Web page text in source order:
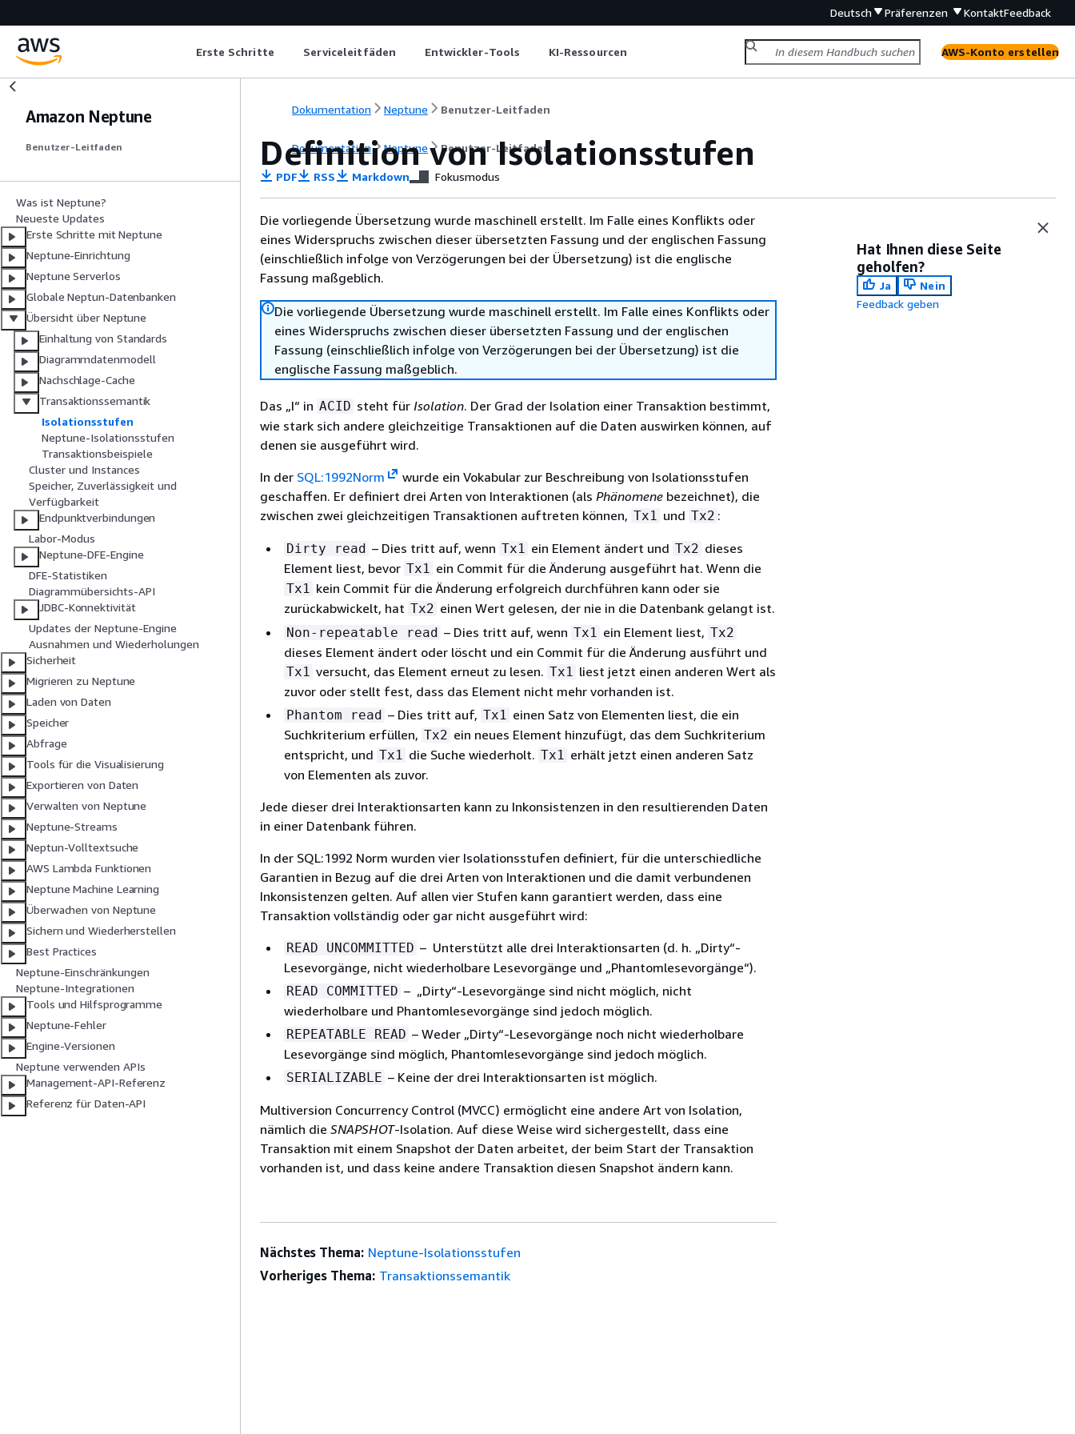
Deutsch Präferenzen KontaktFeedback
Erste Schritte Serviceleitfäden Entwickler-Tools KI-Ressourcen AWS-Konto erstellen
Amazon Neptune
Benutzer-Leitfaden
Was ist Neptune?
Neueste Updates
Erste Schritte mit Neptune
Neptune-Einrichtung
Neptune Serverlos
Globale Neptun-Datenbanken
Übersicht über Neptune
Einhaltung von Standards
Diagrammdatenmodell
Nachschlage-Cache
Transaktionssemantik
Isolationsstufen
Neptune-Isolationsstufen
Transaktionsbeispiele
Cluster und Instances
Speicher, Zuverlässigkeit und
Verfügbarkeit
Endpunktverbindungen
Labor-Modus
Neptune-DFE-Engine
DFE-Statistiken
Diagrammübersichts-API
JDBC-Konnektivität
Updates der Neptune-Engine
Ausnahmen und Wiederholungen
Sicherheit
Migrieren zu Neptune
Laden von Daten
Speicher
Abfrage
Tools für die Visualisierung
Exportieren von Daten
Verwalten von Neptune
Neptune-Streams
Neptun-Volltextsuche
AWS Lambda Funktionen
Neptune Machine Learning
Überwachen von Neptune
Sichern und Wiederherstellen
Best Practices
Neptune-Einschränkungen
Neptune-Integrationen
Tools und Hilfsprogramme
Neptune-Fehler
Engine-Versionen
Neptune verwenden APIs
Management-API-Referenz
Referenz für Daten-API
Dokumentation Neptune Benutzer-Leitfaden
Dokumentation Neptune Benutzer-Leitfaden
Definition von Isolationsstufen
PDF RSS Markdown Fokusmodus
Die vorliegende Übersetzung wurde maschinell erstellt. Im Falle eines Konflikts oder
eines Widerspruchs zwischen dieser übersetzten Fassung und der englischen Fassung
(einschließlich infolge von Verzögerungen bei der Übersetzung) ist die englische
Fassung maßgeblich.
Die vorliegende Übersetzung wurde maschinell erstellt. Im Falle eines Konflikts oder
eines Widerspruchs zwischen dieser übersetzten Fassung und der englischen
Fassung (einschließlich infolge von Verzögerungen bei der Übersetzung) ist die
englische Fassung maßgeblich.
Das „I“ in ACID steht für Isolation. Der Grad der Isolation einer Transaktion bestimmt,
wie stark sich andere gleichzeitige Transaktionen auf die Daten auswirken können, auf
denen sie ausgeführt wird.
In der SQL:1992Norm
wurde ein Vokabular zur Beschreibung von Isolationsstufen
geschaffen. Er definiert drei Arten von Interaktionen (als Phänomene bezeichnet), die
zwischen zwei gleichzeitigen Transaktionen auftreten können, Tx1 und Tx2 :
Dirty read – Dies tritt auf, wenn Tx1 ein Element ändert und Tx2 dieses
Element liest, bevor Tx1 ein Commit für die Änderung ausgeführt hat. Wenn die
Tx1 kein Commit für die Änderung erfolgreich durchführen kann oder sie
zurückabwickelt, hat Tx2 einen Wert gelesen, der nie in die Datenbank gelangt ist.
Non-repeatable read – Dies tritt auf, wenn Tx1 ein Element liest, Tx2
dieses Element ändert oder löscht und ein Commit für die Änderung ausführt und
Tx1 versucht, das Element erneut zu lesen. Tx1 liest jetzt einen anderen Wert als
zuvor oder stellt fest, dass das Element nicht mehr vorhanden ist.
Phantom read – Dies tritt auf, Tx1 einen Satz von Elementen liest, die ein
Suchkriterium erfüllen, Tx2 ein neues Element hinzufügt, das dem Suchkriterium
entspricht, und Tx1 die Suche wiederholt. Tx1 erhält jetzt einen anderen Satz
von Elementen als zuvor.
Jede dieser drei Interaktionsarten kann zu Inkonsistenzen in den resultierenden Daten
in einer Datenbank führen.
In der SQL:1992 Norm wurden vier Isolationsstufen definiert, für die unterschiedliche
Garantien in Bezug auf die drei Arten von Interaktionen und die damit verbundenen
Inkonsistenzen gelten. Auf allen vier Stufen kann garantiert werden, dass eine
Transaktion vollständig oder gar nicht ausgeführt wird:
READ UNCOMMITTED – Unterstützt alle drei Interaktionsarten (d. h. „Dirty“-
Lesevorgänge, nicht wiederholbare Lesevorgänge und „Phantomlesevorgänge“).
READ COMMITTED – „Dirty“-Lesevorgänge sind nicht möglich, nicht
wiederholbare und Phantomlesevorgänge sind jedoch möglich.
REPEATABLE READ – Weder „Dirty“-Lesevorgänge noch nicht wiederholbare
Lesevorgänge sind möglich, Phantomlesevorgänge sind jedoch möglich.
SERIALIZABLE – Keine der drei Interaktionsarten ist möglich.
Multiversion Concurrency Control (MVCC) ermöglicht eine andere Art von Isolation,
nämlich die SNAPSHOT-Isolation. Auf diese Weise wird sichergestellt, dass eine
Transaktion mit einem Snapshot der Daten arbeitet, der beim Start der Transaktion
vorhanden ist, und dass keine andere Transaktion diesen Snapshot ändern kann.
Hat Ihnen diese Seite
geholfen?
Ja
Nein
Feedback geben
Nächstes Thema: Neptune-Isolationsstufen
Vorheriges Thema: Transaktionssemantik